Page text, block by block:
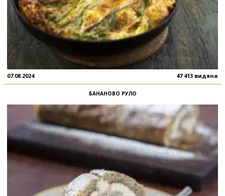
07.08.2024 47 413 видяна
БАНАНОВО РУЛО